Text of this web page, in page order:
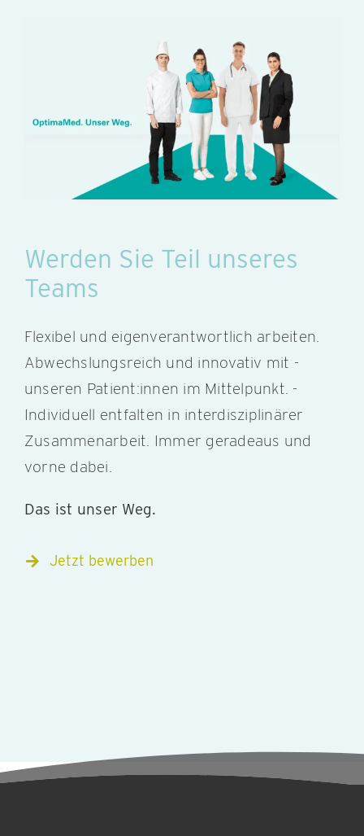
Werden Sie Teil unseres
Teams
Flexibel und eigenverantwortlich ­arbeiten.
Abwechslungsreich und innovativ mit ­
unseren Patient:innen im Mittelpunkt. ­
Individuell entfalten in interdisziplinärer
Zusammenarbeit. Immer geradeaus und
vorne dabei.
Das ist unser Weg.
Jetzt bewerben